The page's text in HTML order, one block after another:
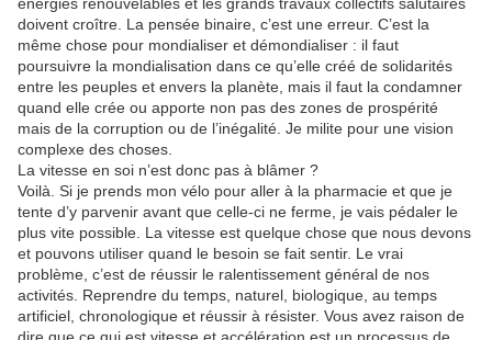
doivent croître. La pensée binaire, c’est une erreur. C’est la
même chose pour mondialiser et démondialiser : il faut
poursuivre la mondialisation dans ce qu’elle créé de solidarités
entre les peuples et envers la planète, mais il faut la condamner
quand elle crée ou apporte non pas des zones de prospérité
mais de la corruption ou de l’inégalité. Je milite pour une vision
complexe des choses.
La vitesse en soi n’est donc pas à blâmer ?
Voilà. Si je prends mon vélo pour aller à la pharmacie et que je
tente d’y parvenir avant que celle-ci ne ferme, je vais pédaler le
plus vite possible. La vitesse est quelque chose que nous devons
et pouvons utiliser quand le besoin se fait sentir. Le vrai
problème, c’est de réussir le ralentissement général de nos
activités. Reprendre du temps, naturel, biologique, au temps
artificiel, chronologique et réussir à résister. Vous avez raison de